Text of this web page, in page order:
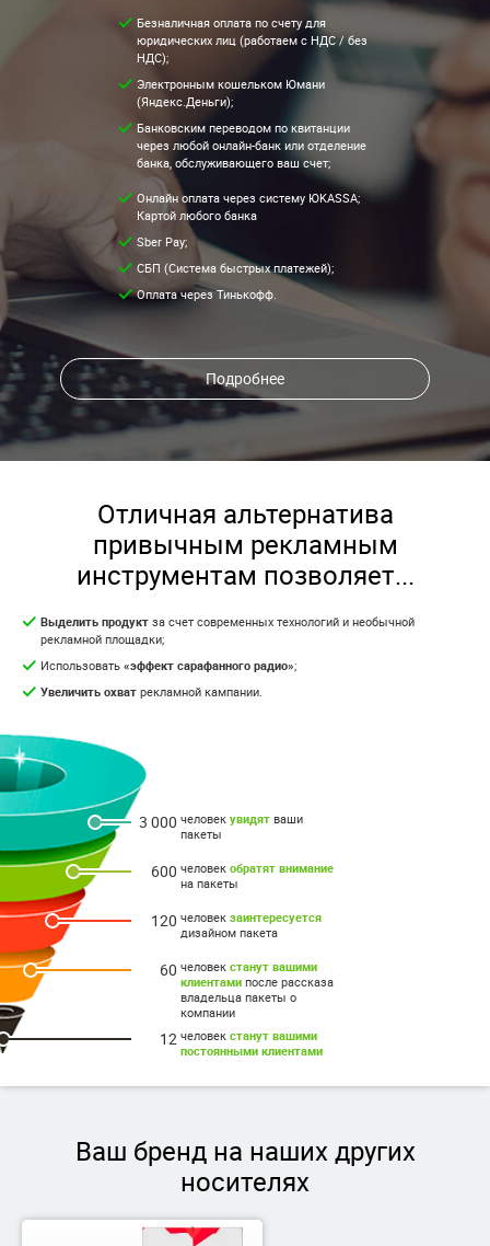
Безналичная оплата по счету для
юридических лиц (работаем с НДС / без
НДС);
Электронным кошельком Юмани
(Яндекс.Деньги);
Банковским переводом по квитанции
через любой онлайн-банк или отделение
банка, обслуживающего ваш счет;
Онлайн оплата через систему ЮKASSA;
Картой любого банка
Sber Pay;
СБП (Система быстрых платежей);
Оплата через Тинькофф.
Подробнее
Отличная альтернатива
привычным рекламным
инструментам позволяет...
Выделить продукт за счет современных технологий и необычной
рекламной площадки;
Использовать «эффект сарафанного радио»;
Увеличить охват рекламной кампании.
3 000 человек увидят ваши
пакеты
600 человек обратят внимание
на пакеты
120 человек заинтересуется
дизайном пакета
60 человек станут вашими
клиентами после рассказа
владельца пакеты о
компании
12 человек станут вашими
постоянными клиентами
Ваш бренд на наших других
носителях